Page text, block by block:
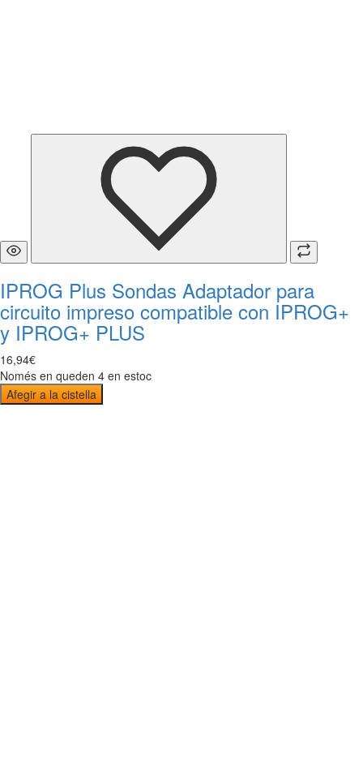
IPROG Plus Sondas Adaptador para
circuito impreso compatible con IPROG+
y IPROG+ PLUS
16,94€
Només en queden 4 en estoc
Afegir a la cistella